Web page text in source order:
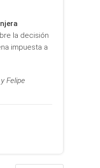
la decisión
impuesta a
Felipe